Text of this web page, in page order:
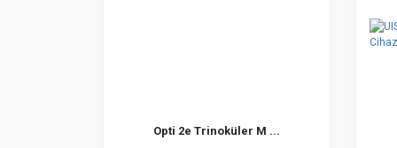
Opti 2e Trinoküler M ...